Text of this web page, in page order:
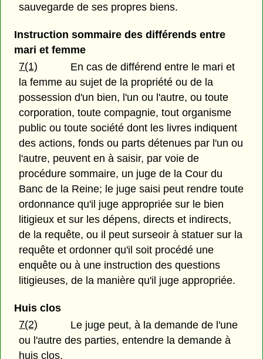
sauvegarde de ses propres biens.
Instruction sommaire des différends entre
mari et femme
7(1)
En cas de différend entre le mari et
la femme au sujet de la propriété ou de la
possession d'un bien, l'un ou l'autre, ou toute
corporation, toute compagnie, tout organisme
public ou toute société dont les livres indiquent
des actions, fonds ou parts détenues par l'un ou
l'autre, peuvent en à saisir, par voie de
procédure sommaire, un juge de la Cour du
Banc de la Reine; le juge saisi peut rendre toute
ordonnance qu'il juge appropriée sur le bien
litigieux et sur les dépens, directs et indirects,
de la requête, ou il peut surseoir à statuer sur la
requête et ordonner qu'il soit procédé une
enquête ou à une instruction des questions
litigieuses, de la manière qu'il juge appropriée.
Huis clos
7(2)
Le juge peut, à la demande de l'une
ou l'autre des parties, entendre la demande à
huis clos.